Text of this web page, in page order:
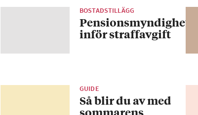
BOSTADSTILLÄGG
Pensionsmyndigheten
inför straffavgift
GUIDE
Så blir du av med
sommarens